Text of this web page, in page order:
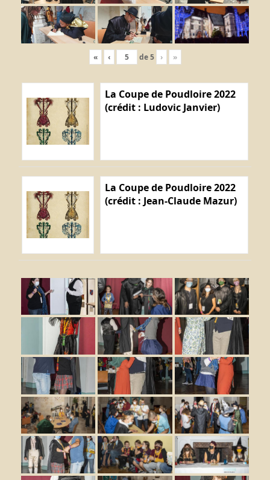
« ‹ de5 › »
La Coupe de Poudloire 2022
(crédit : Ludovic Janvier)
La Coupe de Poudloire 2022
(crédit : Jean-Claude Mazur)